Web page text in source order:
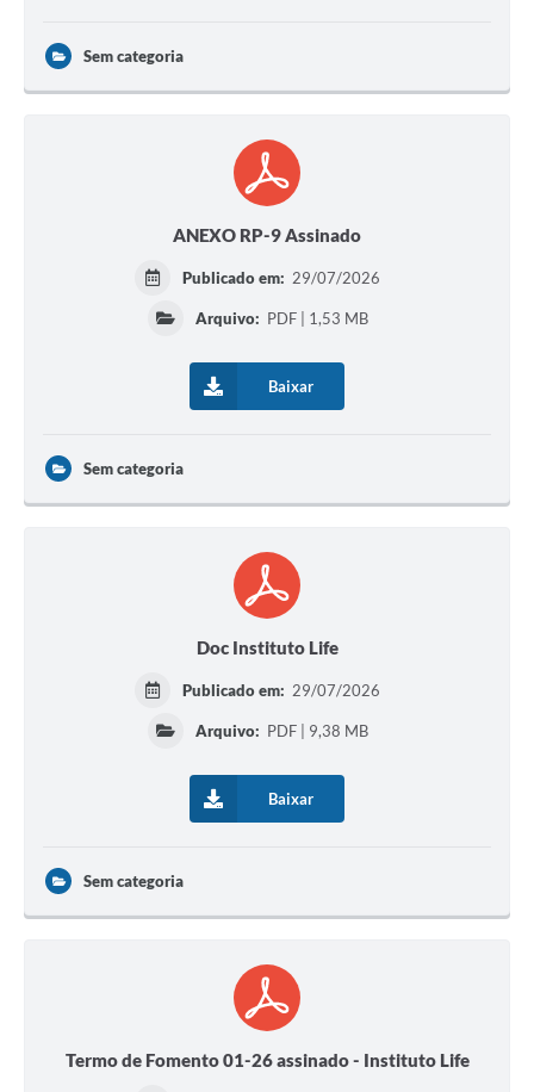
Sem categoria
ANEXO RP-9 Assinado
Publicado em: 29/07/2026
Arquivo: PDF | 1,53 MB
Baixar
Sem categoria
Doc Instituto Life
Publicado em: 29/07/2026
Arquivo: PDF | 9,38 MB
Baixar
Sem categoria
Termo de Fomento 01-26 assinado - Instituto Life